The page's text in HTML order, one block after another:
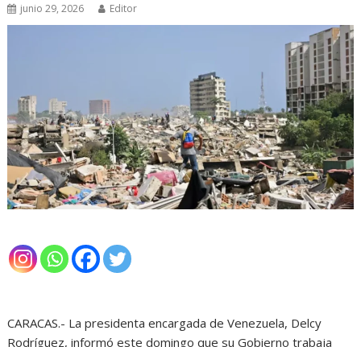
junio 29, 2026 Editor
CARACAS.- La presidenta encargada de Venezuela, Delcy
Rodríguez, informó este domingo que su Gobierno trabaja